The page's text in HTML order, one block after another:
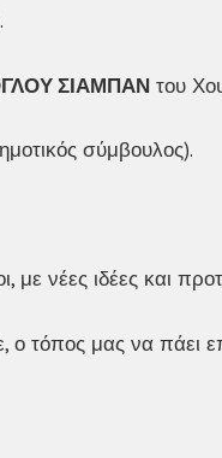
ΣΙΑΜΠΑΝ του
σύμβουλος).
με νέες ιδέες και
ο τόπος μας να πάει